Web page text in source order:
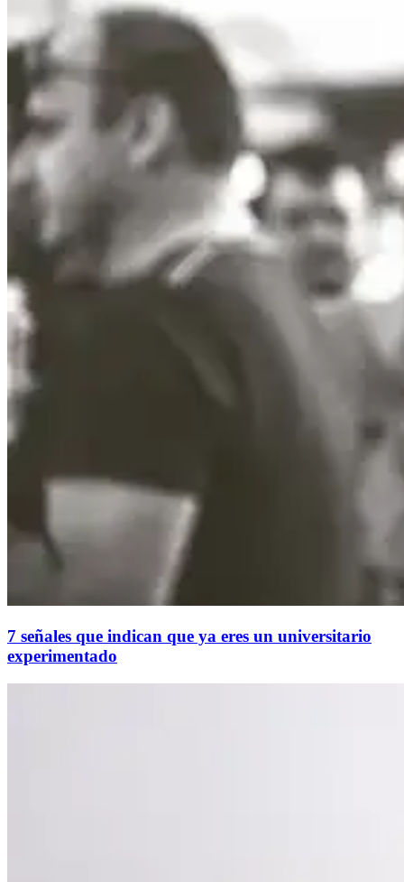
7 señales que indican que ya eres un universitario
experimentado